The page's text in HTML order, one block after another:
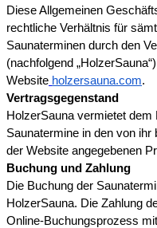
Diese Allgemeinen
rechtliche Verhältnis für
Saunaterminen durch den
(nachfolgend
Website holzersauna.com.
Vertragsgegenstand
HolzerSauna vermietet dem
Saunatermine in den von ihr
der Website angegebenen
Buchung und Zahlung
Die Buchung der
HolzerSauna. Die Zahlung
Online-Buchungsprozess